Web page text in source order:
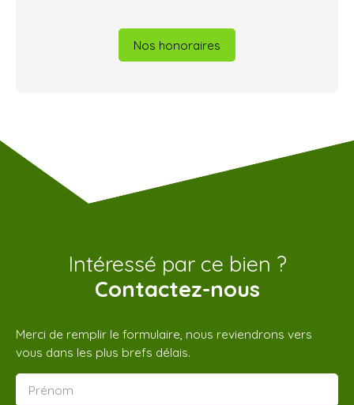
Nos honoraires
Intéressé par ce bien ?
Contactez-nous
Merci de remplir le formulaire, nous reviendrons vers
vous dans les plus brefs délais.
Prénom